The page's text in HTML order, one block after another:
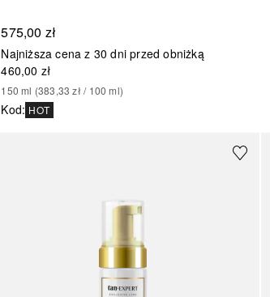
575,00 zł
Najniższa cena z 30 dni przed obniżką
460,00 zł
150 ml (383,33 zł / 100 ml)
Kod: HOT